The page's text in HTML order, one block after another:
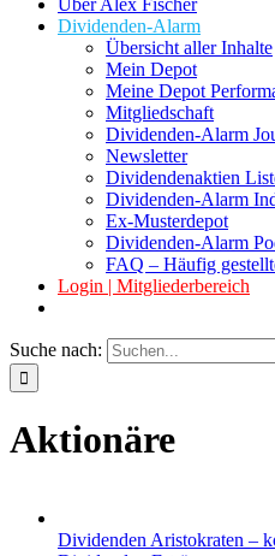
Dividenden-Alarm
Übersicht aller Inhalte
Mein Depot
Meine Depot
Mitgliedschaft
Dividenden-Alarm
Newsletter
Dividendenaktien
Dividenden-Alarm
Ex-Musterdepot
Dividenden-Alarm
FAQ – Häufig
Login | Mitgliederbereich
Suche nach:
Aktionäre
Dividenden Aristokraten –